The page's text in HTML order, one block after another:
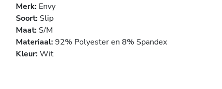
Merk: Envy
Soort: Slip
Maat: S/M
Materiaal:92% Polyester en 8% Spandex
Kleur:Wit